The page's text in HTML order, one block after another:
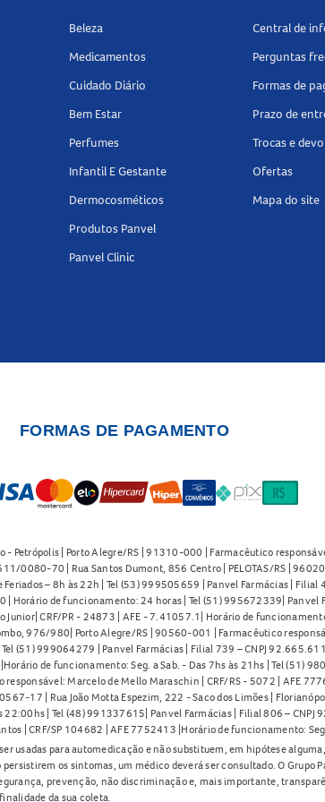
no tamanhoG, na cor
Beleza
Medicamentos
Cuidado Diário
Bem Estar
Perfumes
Infantil E Gestante
Dermocosméticos
Produtos Panvel
Panvel Clinic
Central de
Perguntas
Formas de
Prazo de
Trocas e
Ofertas
Mapa do site
FORMAS DE PAGAMENTO
| Porto Alegre/RS | 91310-000 | Farmacêutico
0080-70 | Rua Santos Dumont, 856 Centro | PELOTAS/RS |
– 8h às 22h | Tel (53) 999505659 | Panvel Farmácias |
Horário de funcionamento: 24 horas | Tel (51) 995672339|
CRF/PR - 24873 | AFE - 7.41057.1| Horário de
976/980| Porto Alegre/RS | 90560-001 | Farmacêutico
(51) 999064279 | Panvel Farmácias | Filial 739 – CNPJ
de funcionamento: Seg. a Sab. - Das 7hs às 21hs | Tel (51)
Marcelo de Mello Maraschin | CRF/RS - 5072 | AFE
17 | Rua João Motta Espezim, 222 - Saco dos Limões |
| Tel (48) 991337615| Panvel Farmácias | Filial 806 –
| CRF/SP 104682 | AFE 7752413 |Horário de funcionamento:
usadas para automedicação e não substituem, em hipótese
os sintomas, um médico deverá ser consultado. O Grupo
prevenção, não discriminação e, mais importante,
da sua coleta.